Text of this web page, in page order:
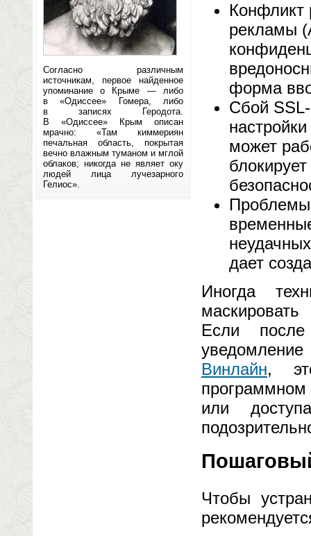
Согласно различным
источникам, первое найденное
упоминание о Крыме — либо
в «Одиссее» Гомера, либо
в записях Геродота.
В «Одиссее» Крым описан
мрачно: «Там киммериян
печальная область, покрытая
вечно влажным туманом и мглой
облаков; никогда не являет оку
людей лица лучезарного
Гелиос».
Конфликт
рекламы
форма
Сбой
может
дает
Иногда
Если
Винлайн,
или
Чтобы